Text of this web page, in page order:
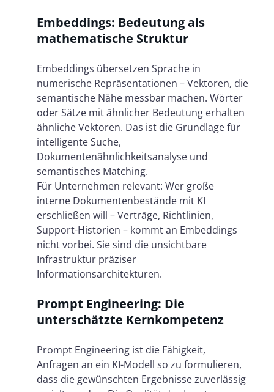
Embeddings: Bedeutung als
mathematische Struktur
Embeddings übersetzen Sprache in
numerische Repräsentationen – Vektoren, die
semantische Nähe messbar machen. Wörter
oder Sätze mit ähnlicher Bedeutung erhalten
ähnliche Vektoren. Das ist die Grundlage für
intelligente Suche,
Dokumentenähnlichkeitsanalyse und
semantisches Matching.
Für Unternehmen relevant: Wer große
interne Dokumentenbestände mit KI
erschließen will – Verträge, Richtlinien,
Support-Historien – kommt an Embeddings
nicht vorbei. Sie sind die unsichtbare
Infrastruktur präziser
Informationsarchitekturen.
Prompt Engineering: Die
unterschätzte Kernkompetenz
Prompt Engineering ist die Fähigkeit,
Anfragen an ein KI-Modell so zu formulieren,
dass die gewünschten Ergebnisse zuverlässig